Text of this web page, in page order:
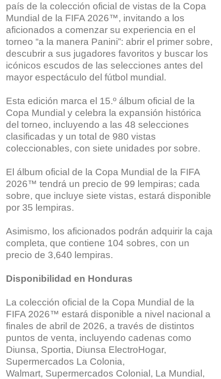
país de la colección oficial de vistas de la Copa
Mundial de la FIFA 2026™️, invitando a los
aficionados a comenzar su experiencia en el
torneo “a la manera Panini”: abrir el primer sobre,
descubrir a sus jugadores favoritos y buscar los
icónicos escudos de las selecciones antes del
mayor espectáculo del fútbol mundial.
Esta edición marca el 15.º álbum oficial de la
Copa Mundial y celebra la expansión histórica
del torneo, incluyendo a las 48 selecciones
clasificadas y un total de 980 vistas
coleccionables, con siete unidades por sobre.
El álbum oficial de la Copa Mundial de la FIFA
2026™ tendrá un precio de 99 lempiras; cada
sobre, que incluye siete vistas, estará disponible
por 35 lempiras.
Asimismo, los aficionados podrán adquirir la caja
completa, que contiene 104 sobres, con un
precio de 3,640 lempiras.
Disponibilidad en Honduras
La colección oficial de la Copa Mundial de la
FIFA 2026™️ estará disponible a nivel nacional a
finales de abril de 2026, a través de distintos
puntos de venta, incluyendo cadenas como
Diunsa, Sportia, Diunsa ElectroHogar,
Supermercados La Colonia,
Walmart, Supermercados Colonial, La Mundial,